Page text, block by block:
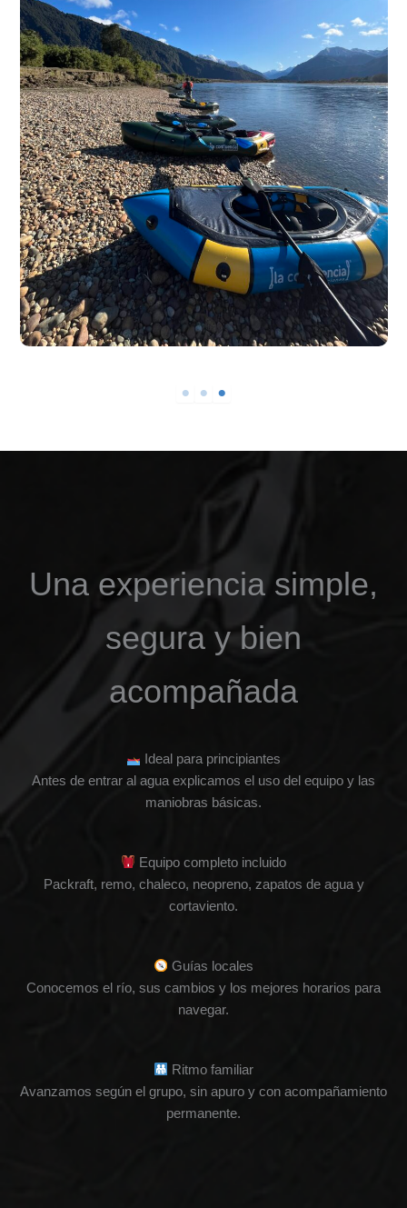
Una experiencia simple,
segura y bien
acompañada
Ideal para principiantes
Antes de entrar al agua explicamos el uso del equipo y las
maniobras básicas.
Equipo completo incluido
Packraft, remo, chaleco, neopreno, zapatos de agua y
cortaviento.
Guías locales
Conocemos el río, sus cambios y los mejores horarios para
navegar.
Ritmo familiar
Avanzamos según el grupo, sin apuro y con acompañamiento
permanente.